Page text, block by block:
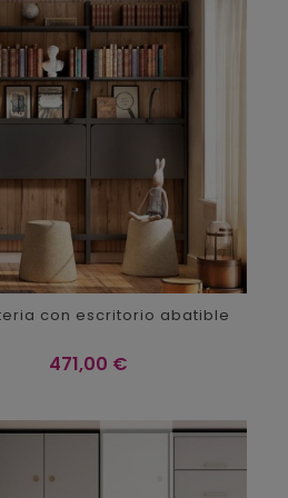
con escritorio abatible
Precio
471,00 €